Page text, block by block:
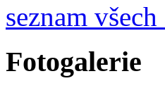
seznam
Fotogalerie